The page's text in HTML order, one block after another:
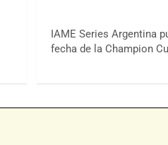
IAME Series Argentina
fecha de la Champion